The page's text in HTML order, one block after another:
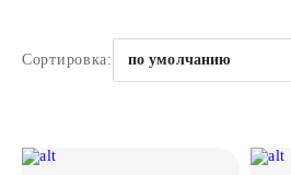
Сортировка: по умолчанию